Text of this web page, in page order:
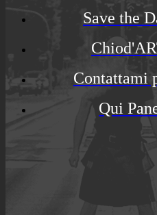
Save the
Contattami
Qui